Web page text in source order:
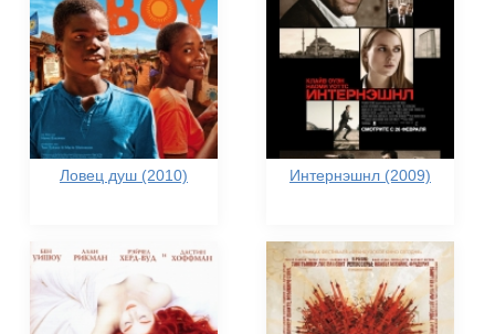
Ловец душ (2010) Интернэшнл (2009)